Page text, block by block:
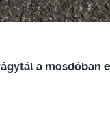
a mosdóban